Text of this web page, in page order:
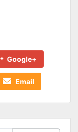
Google+
Email